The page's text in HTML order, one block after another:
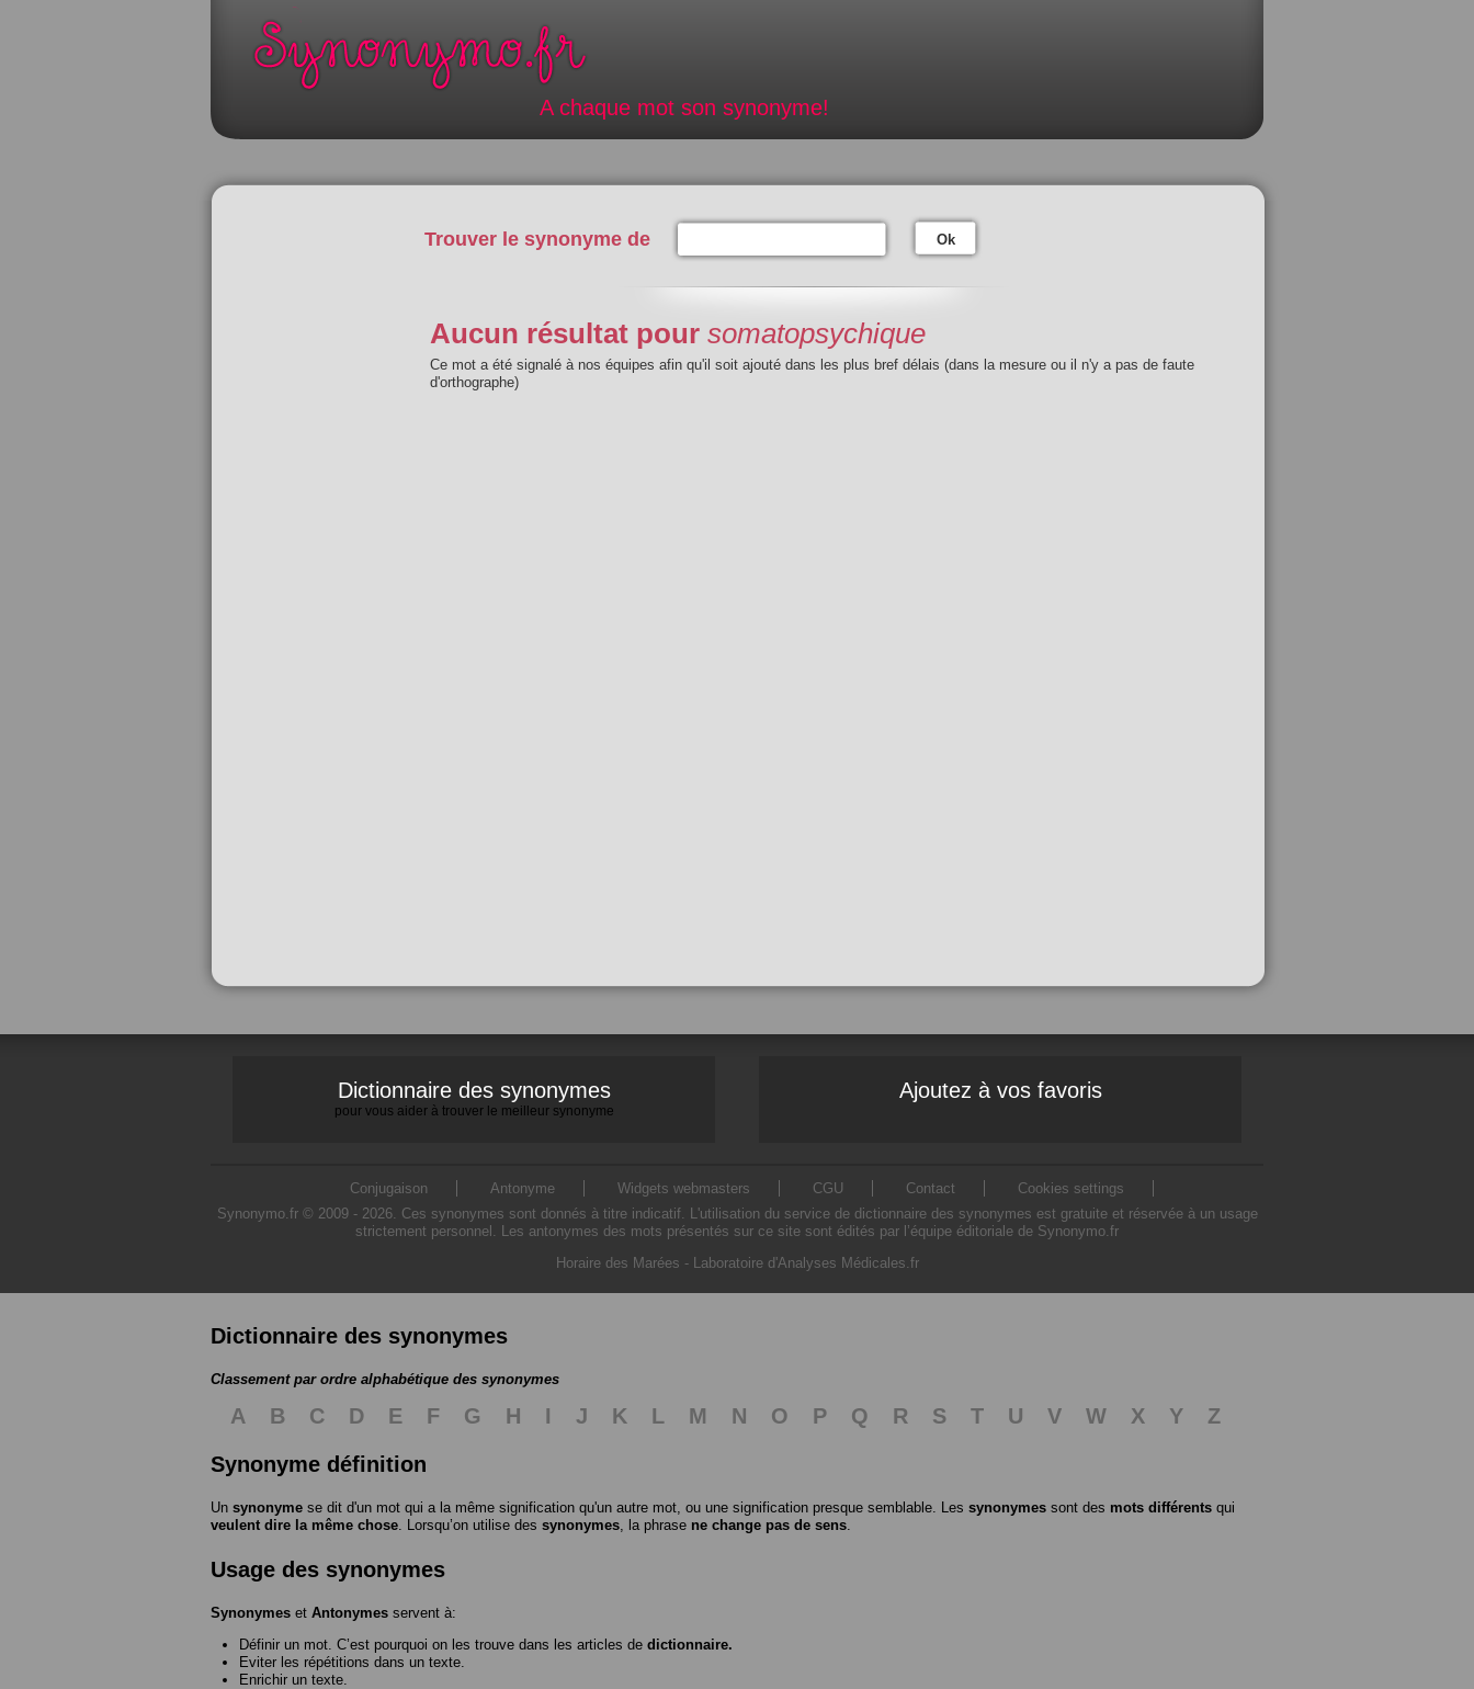
A chaque mot son synonyme!
Trouver le synonyme de Ok
Aucun résultat pour somatopsychique
Ce mot a été signalé à nos équipes afin qu'il soit ajouté dans les plus bref délais (dans la mesure ou il n'y a pas de faute
d'orthographe)
Dictionnaire des synonymes
pour vous aider à trouver le meilleur synonyme
Ajoutez à vos favoris
Conjugaison Antonyme Widgets webmasters CGU Contact
Cookies settings
Synonymo.fr © 2009 - 2026. Ces synonymes sont donnés à titre indicatif. L'utilisation du service de dictionnaire des synonymes est gratuite et réservée à un usage
strictement personnel. Les antonymes des mots présentés sur ce site sont édités par l’équipe éditoriale de Synonymo.fr
Horaire des Marées - Laboratoire d'Analyses Médicales.fr
Dictionnaire des synonymes
Classement par ordre alphabétique des synonymes
A B C D E F G H I J K L M N O P Q R S T U V W X Y
Z
Synonyme définition
Un synonyme se dit d'un mot qui a la même signification qu'un autre mot, ou une signification presque semblable. Les synonymes sont des mots différents qui
veulent dire la même chose . Lorsqu’on utilise des synonymes , la phrase ne change pas de sens
Usage des synonymes
Synonymes et Antonymes servent à:
Définir un mot. C’est pourquoi on les trouve dans les articles de dictionnaire.
Eviter les répétitions dans un texte.
Enrichir un texte.